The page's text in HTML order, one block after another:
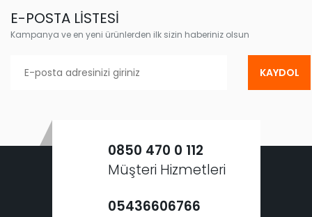
E-POSTA LİSTESİ
Kampanya ve en yeni ürünlerden ilk sizin haberiniz olsun
KAYDOL
0850 470 0 112
Müşteri Hizmetleri
05436606766